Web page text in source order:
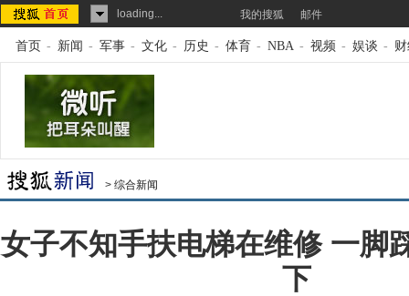
loading... 我的搜狐 邮件
首页 - 新闻 - 军事 - 文化 - 历史 - 体育 - NBA - 视频 - 娱谈 -
> 综合新闻
女子不知手扶电梯在维修 一脚
下